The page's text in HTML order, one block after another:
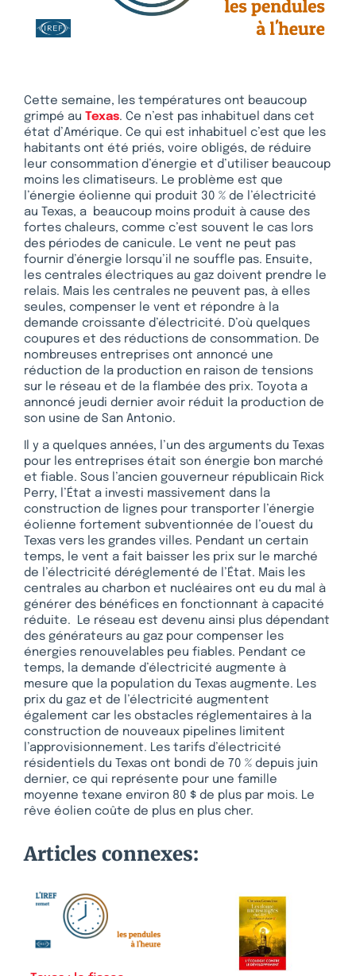
Cette semaine, les températures ont beaucoup
grimpé au Texas. Ce n’est pas inhabituel dans cet
état d’Amérique. Ce qui est inhabituel c’est que les
habitants ont été priés, voire obligés, de réduire
leur consommation d’énergie et d’utiliser beaucoup
moins les climatiseurs. Le problème est que
l’énergie éolienne qui produit 30 % de l’électricité
au Texas, a beaucoup moins produit à cause des
fortes chaleurs, comme c’est souvent le cas lors
des périodes de canicule. Le vent ne peut pas
fournir d’énergie lorsqu’il ne souffle pas. Ensuite,
les centrales électriques au gaz doivent prendre le
relais. Mais les centrales ne peuvent pas, à elles
seules, compenser le vent et répondre à la
demande croissante d’électricité. D’où quelques
coupures et des réductions de consommation. De
nombreuses entreprises ont annoncé une
réduction de la production en raison de tensions
sur le réseau et de la flambée des prix. Toyota a
annoncé jeudi dernier avoir réduit la production de
son usine de San Antonio.
Il y a quelques années, l’un des arguments du Texas
pour les entreprises était son énergie bon marché
et fiable. Sous l’ancien gouverneur républicain Rick
Perry, l’État a investi massivement dans la
construction de lignes pour transporter l’énergie
éolienne fortement subventionnée de l’ouest du
Texas vers les grandes villes. Pendant un certain
temps, le vent a fait baisser les prix sur le marché
de l’électricité déréglementé de l’État. Mais les
centrales au charbon et nucléaires ont eu du mal à
générer des bénéfices en fonctionnant à capacité
réduite. Le réseau est devenu ainsi plus dépendant
des générateurs au gaz pour compenser les
énergies renouvelables peu fiables. Pendant ce
temps, la demande d’électricité augmente à
mesure que la population du Texas augmente. Les
prix du gaz et de l’électricité augmentent
également car les obstacles réglementaires à la
construction de nouveaux pipelines limitent
l’approvisionnement. Les tarifs d’électricité
résidentiels du Texas ont bondi de 70 % depuis juin
dernier, ce qui représente pour une famille
moyenne texane environ 80 $ de plus par mois. Le
rêve éolien coûte de plus en plus cher.
Articles connexes: